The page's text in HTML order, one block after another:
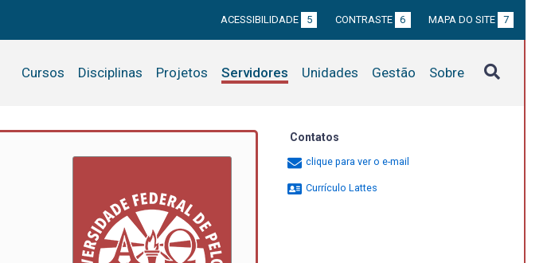
ACESSIBILIDADE 5 CONTRASTE 6 MAPA DO SITE 7
Cursos Disciplinas Projetos Servidores Unidades Gestão Sobre
Contatos
clique para ver o e-mail
Currículo Lattes